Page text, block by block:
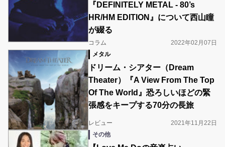
『DEFINITELY METAL - 80’s
HR/HM EDITION』について西山瞳
が綴る
コラム
2022年02月07日
メタル
ドリーム・シアター（Dream
Theater）『A View From The Top
Of The World』恐ろしいほどの緊
張感をキープする70分の長旅
レビュー
2021年11月22日
その他